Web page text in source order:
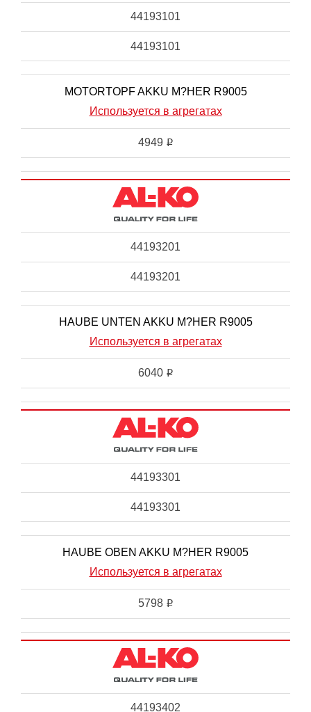
44193101
44193101
MOTORTOPF AKKU M?HER R9005
Используется в агрегатах
4949 i
44193201
44193201
HAUBE UNTEN AKKU M?HER R9005
Используется в агрегатах
6040 i
44193301
44193301
HAUBE OBEN AKKU M?HER R9005
Используется в агрегатах
5798 i
44193402